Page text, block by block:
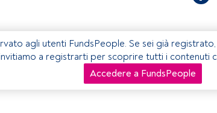
agli utenti FundsPeople. Se sei già
a registrarti per scoprire tutti i contenuti
Accedere a FundsPeople